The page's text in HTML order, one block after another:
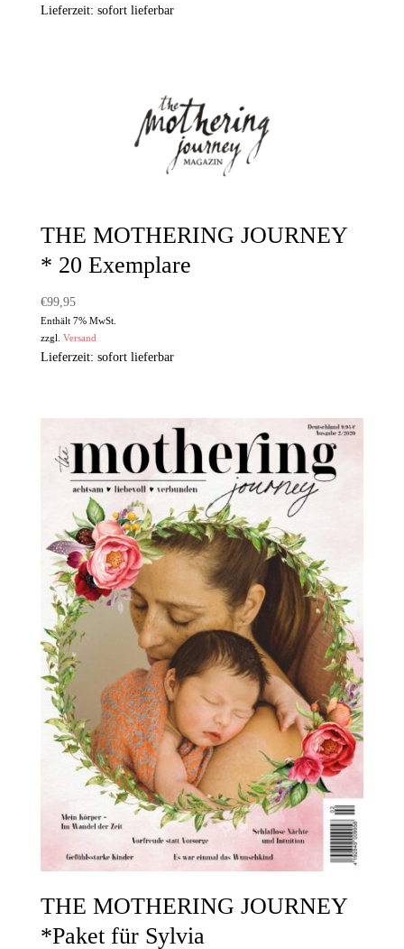
Lieferzeit: sofort lieferbar
THE MOTHERING JOURNEY
* 20 Exemplare
€99,95
Enthält 7% MwSt.
zzgl. Versand
Lieferzeit: sofort lieferbar
THE MOTHERING JOURNEY
*Paket für Sylvia